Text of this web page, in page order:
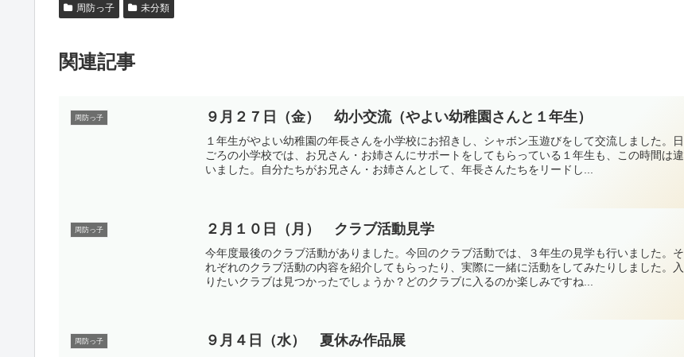
周防っ子 未分類
関連記事
周防っ子 ９月２７日（金） 幼小交流（やよい幼稚園さんと１年生）
１年生がやよい幼稚園の年長さんを小学校にお招きし、シャボン玉遊びをして交流しました。日
ごろの小学校では、お兄さん・お姉さんにサポートをしてもらっている１年生も、この時間は違
いました。自分たちがお兄さん・お姉さんとして、年長さんたちをリードし...
周防っ子 ２月１０日（月） クラブ活動見学
今年度最後のクラブ活動がありました。今回のクラブ活動では、３年生の見学も行いました。そ
れぞれのクラブ活動の内容を紹介してもらったり、実際に一緒に活動をしてみたりしました。入
りたいクラブは見つかったでしょうか？どのクラブに入るのか楽しみですね...
周防っ子 ９月４日（水） 夏休み作品展